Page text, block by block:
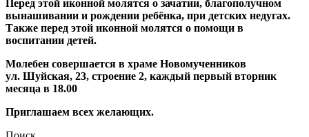
Перед этой иконной молятся о зачатии, благополучном
вынашивании и рождении ребёнка, при детских недугах.
Также перед этой иконной молятся о помощи в
воспитании детей.
Молебен совершается в храме Новомученников
ул. Шуйская, 23, строение 2, каждый первый вторник
месяца в 18.00
Приглашаем всех желающих.